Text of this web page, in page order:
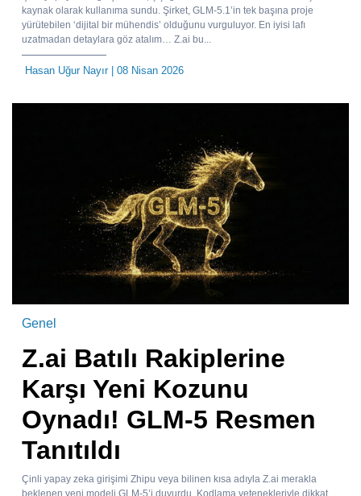
kaynak olarak kullanıma sundu. Şirket, GLM-5.1’in tek başına proje
yürütebilen ‘dijital bir mühendis’ olduğunu vurguluyor. En iyisi lafı
uzatmadan detaylara göz atalım… Z.ai bu...
Hasan Uğur Nayır| 08 Nisan 2026
Genel
Z.ai Batılı Rakiplerine
Karşı Yeni Kozunu
Oynadı! GLM-5 Resmen
Tanıtıldı
Çinli yapay zeka girişimi Zhipu veya bilinen kısa adıyla Z.ai merakla